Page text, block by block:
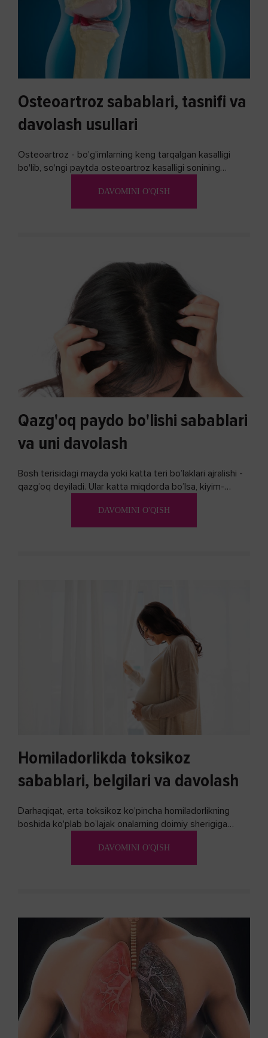
Osteoartroz sabablari, tasnifi va
davolash usullari
Osteoartroz - bo'g'imlarning keng tarqalgan kasalligi
bo'lib, so'ngi paytda osteoartroz kasalligi sonining
DAVOMINI O'QISH
Qazg'oq paydo bo'lishi sabablari
va uni davolash
Bosh terisidagi mayda yoki katta teri bo’laklari ajralishi -
qazg’oq deyiladi. Ular katta miqdorda bo’lsa, kiyim-
DAVOMINI O'QISH
Homiladorlikda toksikoz
sabablari, belgilari va davolash
Darhaqiqat, erta toksikoz ko'pincha homiladorlikning
boshida ko'plab bo’lajak onalarning doimiy sherigiga
biron bir usuli bormi?DAVOMINI O'QISH